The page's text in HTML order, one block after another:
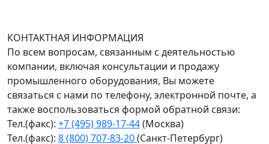
КОНТАКТНАЯ ИНФОРМАЦИЯ
По всем вопросам, связанным с деятельностью
компании, включая консультации и продажу
промышленного оборудования, Вы можете
связаться с нами по телефону, электронной почте, а
также воспользоваться формой обратной связи:
Тел.(факс): +7 (495) 989-17-44(Москва)
Тел.(факс): 8 (800) 707-83-20(Санкт-Петербург)